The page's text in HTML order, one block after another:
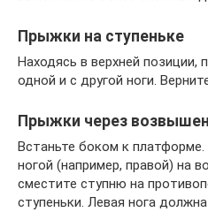
Прыжки на ступеньке
Находясь в верхней позиции,
одной и с другой ноги.
Прыжки через
Встаньте боком к
ногой (например, правой) на
сместите ступню на
ступеньки. Левая нога